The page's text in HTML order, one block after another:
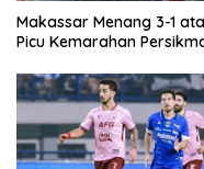
Makassar Menang 3-1
Picu Kemarahan